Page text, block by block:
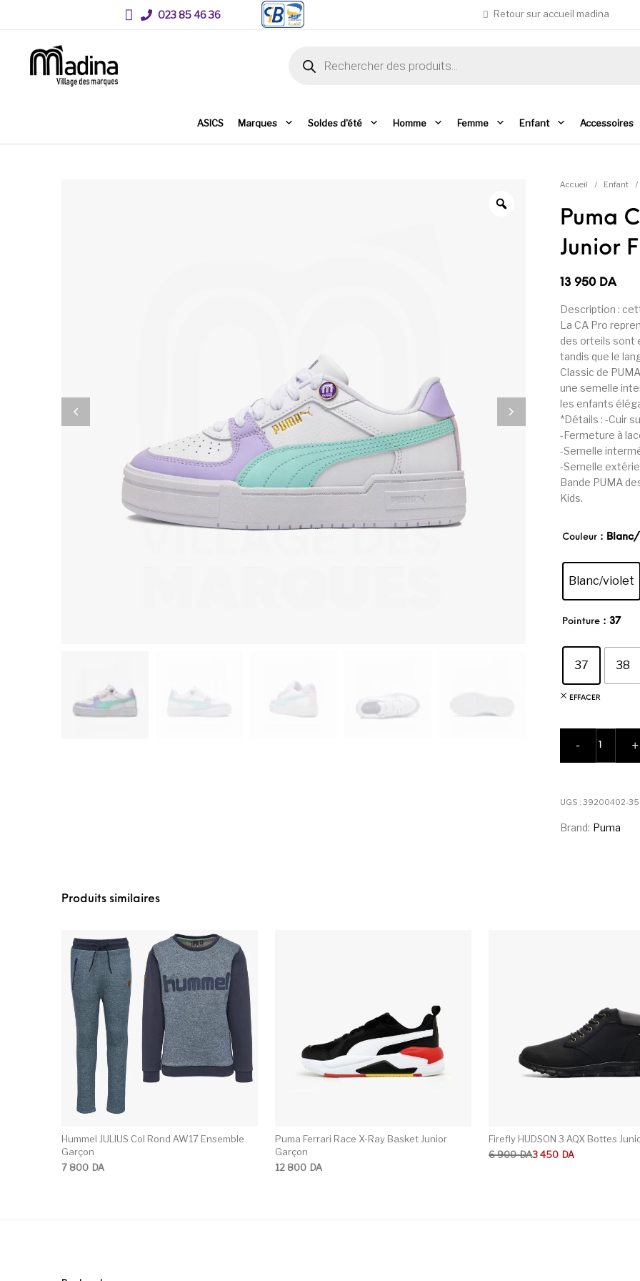
023 85 46 36 Retour sur accueil madina
ASICS Marques Soldes d'été Homme Femme Enfant Accessoires
Accueil / Enfant /
Puma
Junior
13 950 DA
Description :
La CA Pro
des orteils sont
tandis que le
Classic de
une semelle
les enfants
*Détails : -Cuir
-Fermeture à
-Semelle
-Semelle
Bande PUMA
Kids.
Couleur :
Blanc/violet
Pointure : 37
37 38
EFFACER
-
+
UGS : 39200402-
Brand: Puma
Produits similaires
Hummel JULIUS Col Rond AW17 Ensemble
Garçon
7 800 DA
Ce produit a plusieurs variations. Les options peuvent être choisies sur la
Puma Ferrari Race X-Ray Basket Junior
Garçon
12 800 DA
Ce produit a plusieurs variations. Les
Firefly HUDSON 3 AQX Bottes
6 900 DA
Le prix initial était : 6 900DA.
3 450 DA
Le prix actuel est : 3 450DA.